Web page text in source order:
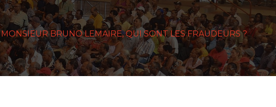
MONSIEUR BRUNO LEMAIRE, QUI SONT LES FRAUDEURS ?